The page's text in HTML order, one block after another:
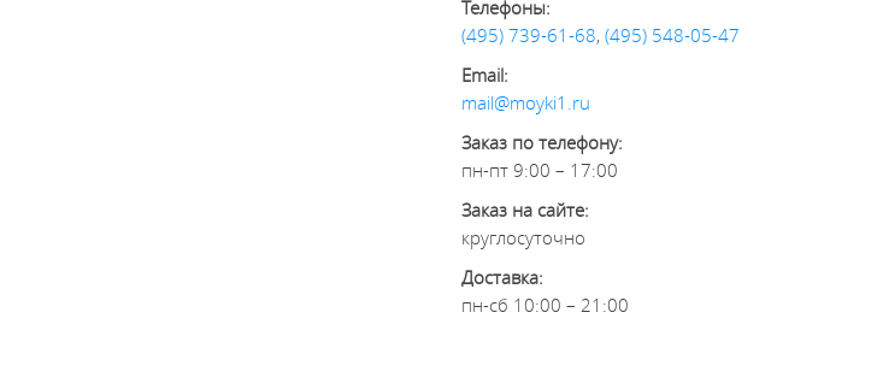
Телефоны:
(495) 739-61-68, (495) 548-05-47
Email:
mail@moyki1.ru
Заказ по телефону:
пн-пт 9:00 – 17:00
Заказ на сайте:
круглосуточно
Доставка:
пн-сб 10:00 – 21:00